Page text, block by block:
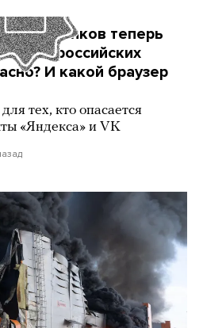
банков теперь
в российских
И какой браузер
тех, кто опасается
«Яндекса» и VK